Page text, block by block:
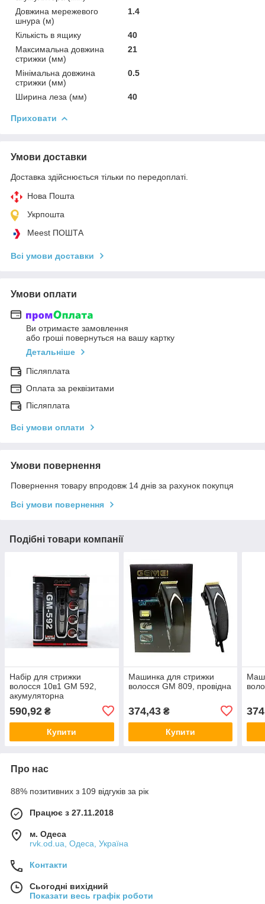
Довжина мережевого
шнура (м)
1.4
Кількість в ящику
40
Максимальна довжина
стрижки (мм)
21
Мінімальна довжина
стрижки (мм)
0.5
Ширина леза (мм) 40
Приховати
Умови доставки
Доставка здійснюється тільки по передоплаті.
Нова Пошта
Укрпошта
Meest ПОШТА
Всі умови доставки
Умови оплати
Ви отримаєте замовлення
або гроші повернуться на вашу картку
Детальніше
Післяплата
Оплата за реквізитами
Післяплата
Всі умови оплати
Умови повернення
Повернення товару впродовж 14 днів за рахунок покупця
Всі умови повернення
Подібні товари компанії
Набір для стрижки
волосся 10в1 GM 592,
акумуляторна
590,92 ₴
Купити
Машинка для стрижки
волосся GM 809, провідна
374,43₴
Купити
Про нас
88% позитивних з 109 відгуків за рік
Працює з 27.11.2018
м. Одеса
rvk.od.ua, Одеса, Україна
Контакти
Сьогодні вихідний
Показати весь графік роботи